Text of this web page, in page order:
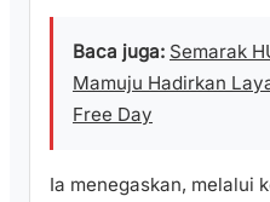
Baca juga: Semarak
Mamuju Hadirkan
Free Day
Ia menegaskan, melalui